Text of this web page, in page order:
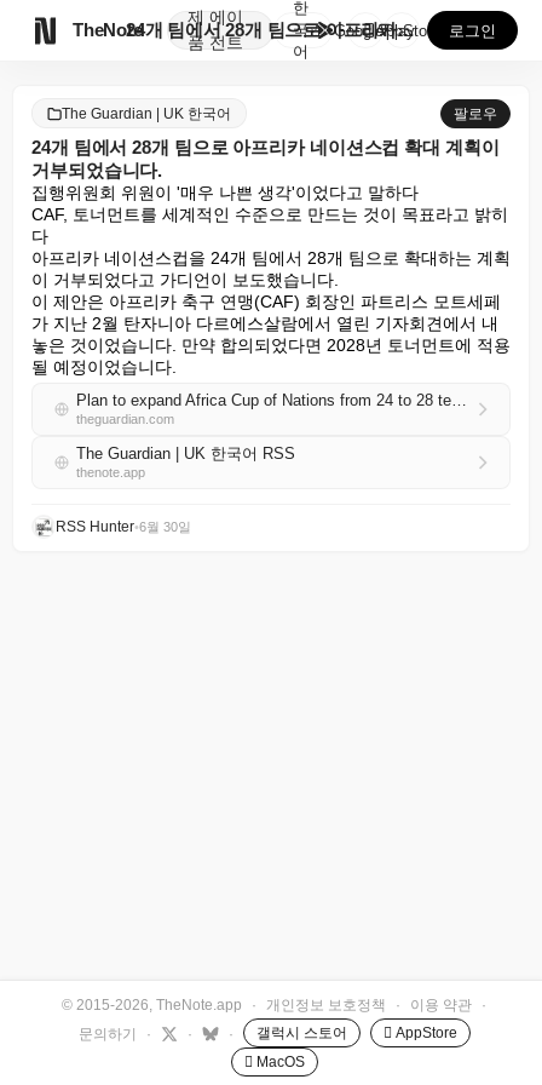
TheNote
제
품
에이
전트
24개 팀에서 28개 팀으로 아프리카 네이션스컵 확대 ...
한
국
어
GooglePlay
AppStore 로그인
The Guardian | UK 한국어 팔로우
24개 팀에서 28개 팀으로 아프리카 네이션스컵 확대 계획이
거부되었습니다.
집행위원회 위원이 '매우 나쁜 생각'이었다고 말하다
CAF, 토너먼트를 세계적인 수준으로 만드는 것이 목표라고 밝히
다
아프리카 네이션스컵을 24개 팀에서 28개 팀으로 확대하는 계획
이 거부되었다고 가디언이 보도했습니다.
이 제안은 아프리카 축구 연맹(CAF) 회장인 파트리스 모트세페
가 지난 2월 탄자니아 다르에스살람에서 열린 기자회견에서 내
놓은 것이었습니다. 만약 합의되었다면 2028년 토너먼트에 적용
될 예정이었습니다.
Plan to expand Africa Cup of Nations from 24 to 28 teams is rejected
theguardian.com
The Guardian | UK 한국어 RSS
thenote.app
RSS Hunter•6월 30일
© 2015-2026, TheNote.app · 개인정보 보호정책 · 이용 약관
·
문의하기
· · · 갤럭시 스토어
 AppStore
 MacOS